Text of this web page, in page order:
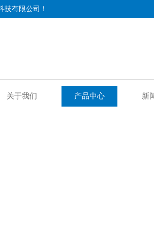
技有限公司！
关于我们 产品中心 新